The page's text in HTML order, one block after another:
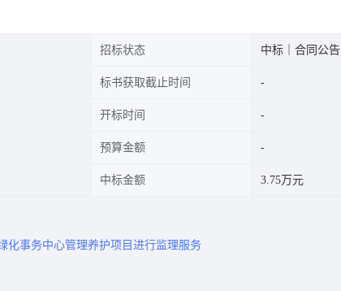
招标状态 中标｜合同公告
标书获取截止时间
开标时间
预算金额
中标金额 3.75万元
化事务中心管理养护项目进行监理服务